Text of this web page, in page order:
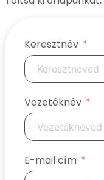
Keresztnév
Vezetéknév
E-mail cím